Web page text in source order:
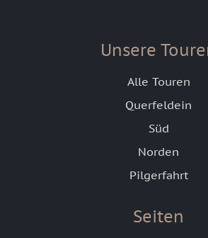
Unsere
Alle Touren
Querfeldein
Süd
Norden
Pilgerfahrt
Seiten